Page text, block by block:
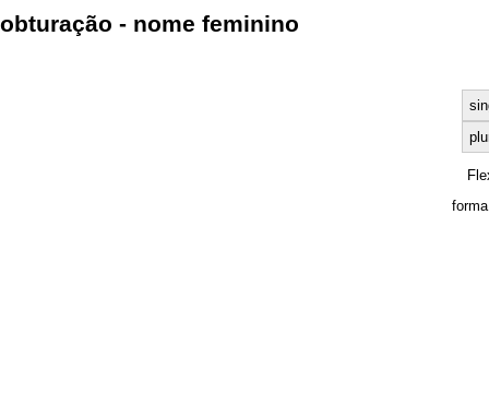
obturação - nome feminino